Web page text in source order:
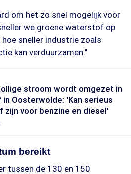
om het zo snel mogelijk voor
we groene waterstof op
hoe sneller industrie zoals
kan verduurzamen."
stroom wordt omgezet in
Oosterwolde: 'Kan serieus
zijn voor benzine en diesel'
bereikt
tussen de 130 en 150